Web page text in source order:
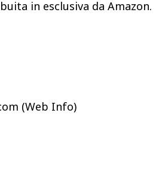
in esclusiva da Amazon.
(Web Info)